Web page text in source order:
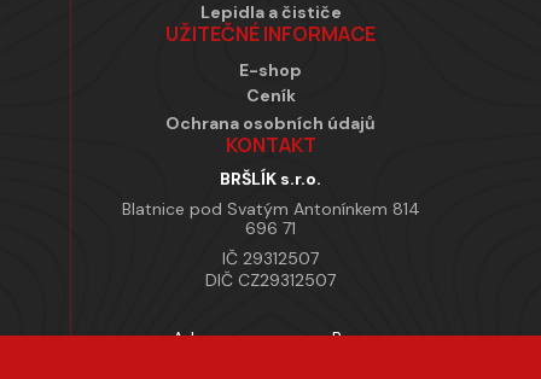
Lepidla a čističe
UŽITEČNÉ INFORMACE
E-shop
Ceník
Ochrana osobních údajů
KONTAKT
BRŠLÍK s.r.o.
Blatnice pod Svatým Antonínkem 814
696 71
IČ 29312507
DIČ CZ29312507
Adresa provozovny Brno